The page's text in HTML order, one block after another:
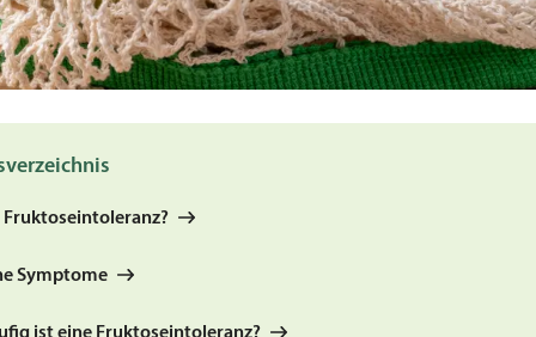
Fruktoseintoleranz?
Symptome
ist eine Fruktoseintoleranz?